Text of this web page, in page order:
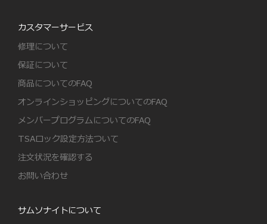
カスタマーサービス
修理について
保証について
商品についてのFAQ
オンラインショッピングについてのFAQ
メンバープログラムについてのFAQ
TSAロック設定方法ついて
注文状況を確認する
お問い合わせ
サムソナイトについて